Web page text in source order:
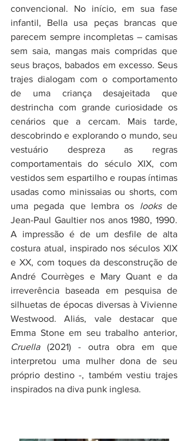
convencional. No início, em sua fase
infantil, Bella usa peças brancas que
parecem sempre incompletas – camisas
sem saia, mangas mais compridas que
seus braços, babados em excesso. Seus
trajes dialogam com o comportamento
de uma criança desajeitada que
destrincha com grande curiosidade os
cenários que a cercam. Mais tarde,
descobrindo e explorando o mundo, seu
vestuário despreza as regras
comportamentais do século XIX, com
vestidos sem espartilho e roupas íntimas
usadas como minissaias ou shorts, com
uma pegada que lembra os looks de
Jean-Paul Gaultier nos anos 1980, 1990.
A impressão é de um desfile de alta
costura atual, inspirado nos séculos XIX
e XX, com toques da desconstrução de
André Courrèges e Mary Quant e da
irreverência baseada em pesquisa de
silhuetas de épocas diversas à Vivienne
Westwood. Aliás, vale destacar que
Cruella (2021) - outra obra em que
interpretou uma mulher dona de seu
próprio destino -, também vestiu trajes
inspirados na diva punk inglesa.